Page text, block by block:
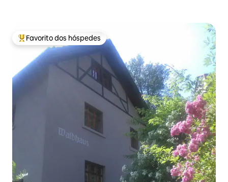
Favoritos dos hóspedes mais apreciados
Favorito dos hóspedes